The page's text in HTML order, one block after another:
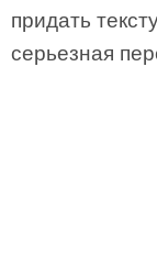
придать
серьезная